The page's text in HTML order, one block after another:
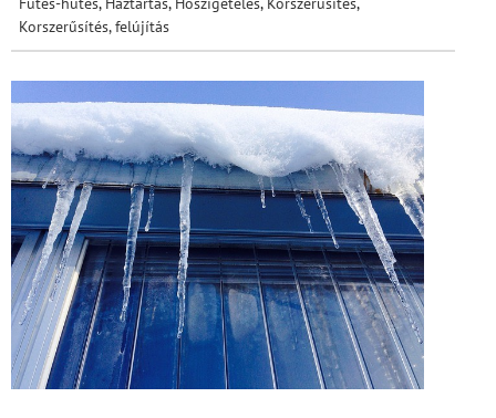
Korszerűsítés, felújítás